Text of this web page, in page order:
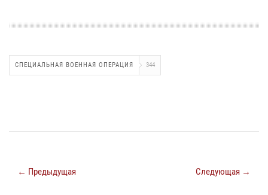
СПЕЦИАЛЬНАЯ ВОЕННАЯ ОПЕРАЦИЯ 344
← Предыдущая Следующая →